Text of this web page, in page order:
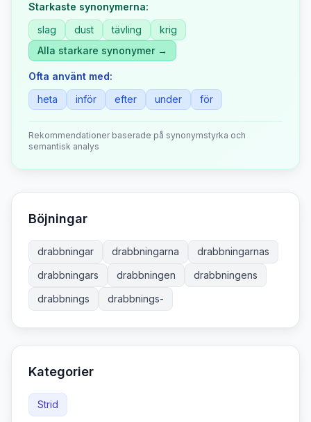
Starkaste synonymerna:
slag
dust tävling
krig
Alla starkare synonymer →
Ofta använt med:
heta
inför efter under för
Rekommendationer baserade på synonymstyrka och
semantisk analys
Böjningar
drabbningar drabbningarna
drabbningarnas
drabbningars
drabbningen
drabbningens
drabbnings
drabbnings-
Kategorier
Strid